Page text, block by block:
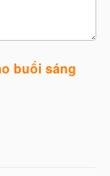
buổi sáng